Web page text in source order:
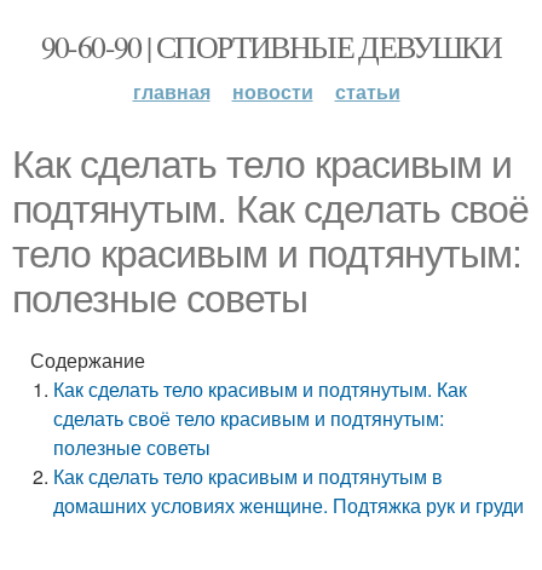
90-60-90 | СПОРТИВНЫЕ ДЕВУШКИ
главная новости статьи
Как сделать тело красивым и
подтянутым. Как сделать своё
тело красивым и подтянутым:
полезные советы
Содержание
Как сделать тело красивым и подтянутым. Как
сделать своё тело красивым и подтянутым:
полезные советы
Как сделать тело красивым и подтянутым в
домашних условиях женщине. Подтяжка рук и груди